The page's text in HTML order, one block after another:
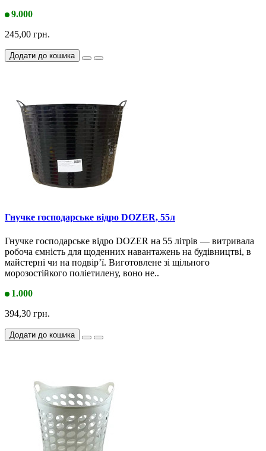
9.000
245,00 грн.
Додати до кошика
Гнучке господарське відро DOZER, 55л
Гнучке господарське відро DOZER на 55 літрів — витривала
робоча ємність для щоденних навантажень на будівництві, в
майстерні чи на подвір’ї. Виготовлене зі щільного
морозостійкого поліетилену, воно не..
1.000
394,30 грн.
Додати до кошика